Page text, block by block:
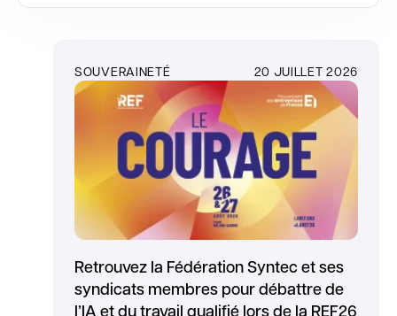
SOUVERAINETÉ 20 JUILLET 2026
Retrouvez la Fédération Syntec et ses
syndicats membres pour débattre de
l’IA et du travail qualifié lors de la REF26